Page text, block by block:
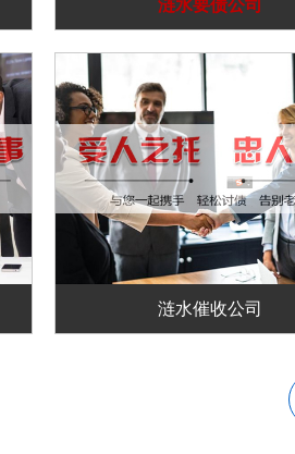
涟水要债公司
涟水催收公司